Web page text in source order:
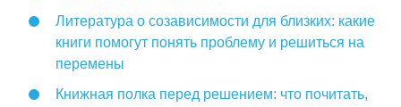
Литература о созависимости для близких: какие
книги помогут понять проблему и решиться на
перемены
Книжная полка перед решением: что почитать,